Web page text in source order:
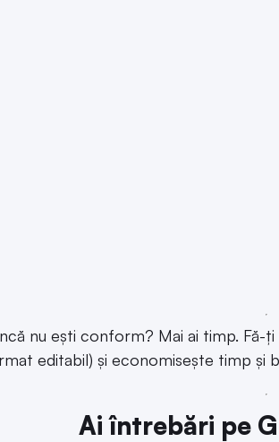
nu ești conform? Mai ai timp. Fă-
editabil) și economisește timp și
Ai întrebări pe